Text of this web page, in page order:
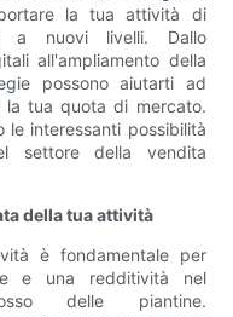
la tua attività di
a nuovi livelli. Dallo
all'ampliamento della
possono aiutarti ad
tua quota di mercato.
le interessanti possibilità
settore della vendita
della tua attività
è fondamentale per
e una redditività nel
delle piantine.